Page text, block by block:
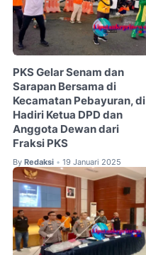
PKS Gelar Senam dan
Sarapan Bersama di
Kecamatan Pebayuran, di
Hadiri Ketua DPD dan
Anggota Dewan dari
Fraksi PKS
By Redaksi • 19 Januari 2025